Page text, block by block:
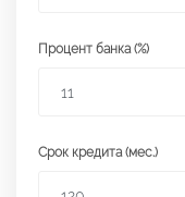
Процент банка (%)
Срок кредита (мес.)